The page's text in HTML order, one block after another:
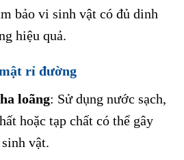
bảo vi sinh vật có đủ dinh
hiệu quả.
rỉ đường
loãng: Sử dụng nước sạch,
hoặc tạp chất có thể gây
vật.